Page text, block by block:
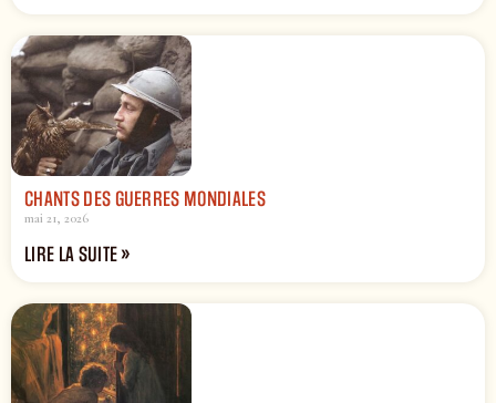
CHANTS DES GUERRES MONDIALES
mai 21, 2026
LIRE LA SUITE »